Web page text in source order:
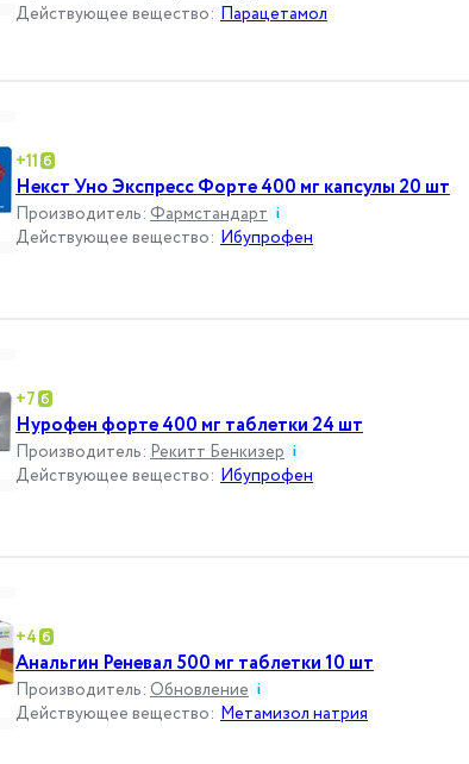
Действующее вещество : Парацетамол
+11
Некст Уно Экспресс Форте 400 мг капсулы 20 шт
Производитель : Фармстандарт i
Действующее вещество : Ибупрофен
+7
Нурофен форте 400 мг таблетки 24 шт
Производитель : Рекитт Бенкизер i
Действующее вещество : Ибупрофен
+4
Анальгин Реневал 500 мг таблетки 10 шт
Производитель : Обновление i
Действующее вещество : Метамизол натрия